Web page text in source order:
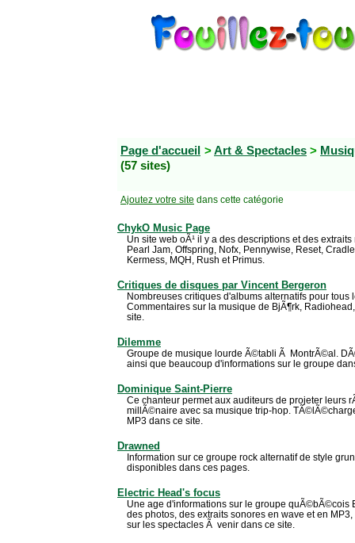
Page d'accueil >Art & Spectacles >
(57 sites)
Ajoutez votre site dans cette catégorie
ChykO Music Page
Un site web oÃ¹ il y a des descriptions et des
Pearl Jam, Offspring, Nofx, Pennywise, Reset,
Kermess, MQH, Rush et Primus.
Critiques de disques par Vincent Bergeron
Nombreuses critiques d'albums alternatifs pour tous
Commentaires sur la musique de BjÃ¶rk,
site.
Dilemme
Groupe de musique lourde Ã©tabli Ã MontrÃ©al.
ainsi que beaucoup d'informations sur le groupe
Dominique Saint-Pierre
Ce chanteur permet aux auditeurs de projeter leurs
millÃ©naire avec sa musique trip-hop.
MP3 dans ce site.
Drawned
Information sur ce groupe rock alternatif de style
disponibles dans ces pages.
Electric Head's focus
Une age d'informations sur le groupe quÃ©bÃ©cois
des photos, des extraits sonores en wave et en
sur les spectacles Ã venir dans ce site.